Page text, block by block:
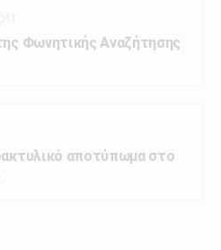
Φωνητικής Αναζήτησης
αποτύπωμα στο